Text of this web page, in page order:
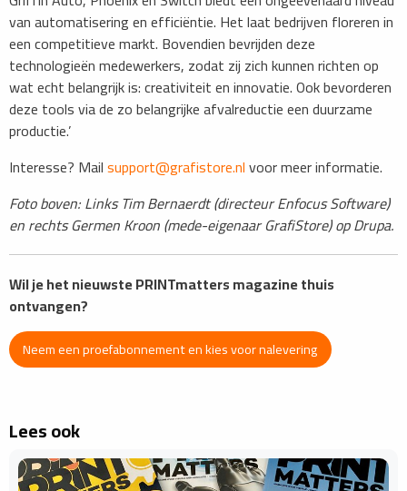
van automatisering en efficiëntie. Het laat bedrijven floreren in
een competitieve markt. Bovendien bevrijden deze
technologieën medewerkers, zodat zij zich kunnen richten op
wat echt belangrijk is: creativiteit en innovatie. Ook bevorderen
deze tools via de zo belangrijke afvalreductie een duurzame
productie.’
Interesse? Mailsupport@grafistore.nlvoor meer informatie.
Foto boven: Links Tim Bernaerdt (directeur Enfocus Software)
en rechts Germen Kroon (mede-eigenaar GrafiStore) op Drupa.
Wil je het nieuwste PRINTmatters magazine thuis
ontvangen?
Neem een proefabonnement en kies voor nalevering
Lees ook